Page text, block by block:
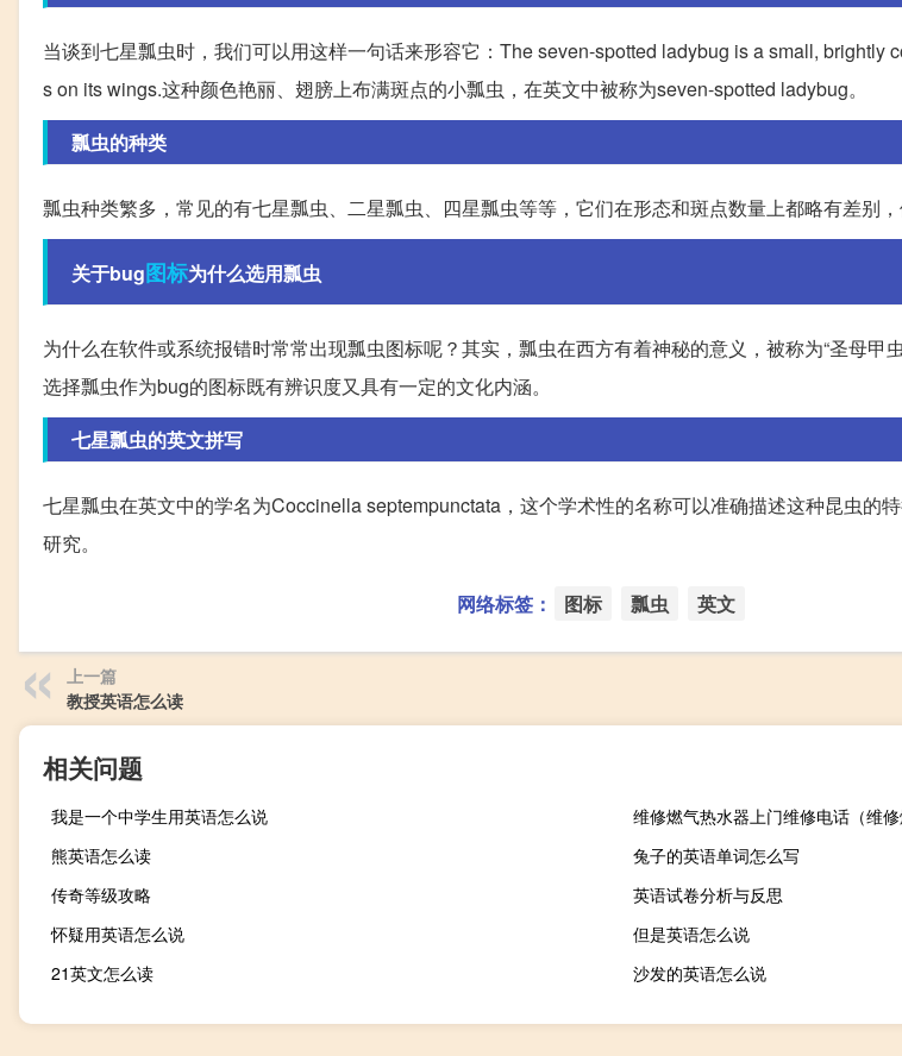
当谈到七星瓢虫时，我们可以用这样一句话来形容它：The seven-spotted ladybug is a small, brightly
s on its wings.这种颜色艳丽、翅膀上布满斑点的小瓢虫，在英文中被称为seven-spotted ladybug。
瓢虫的种类
瓢虫种类繁多，常见的有七星瓢虫、二星瓢虫、四星瓢虫等等，它们在形态和斑点数量上都略有差别，
关于bug图标为什么选用瓢虫
为什么在软件或系统报错时常常出现瓢虫图标呢？其实，瓢虫在西方有着神秘的意义，被称为“圣母甲
选择瓢虫作为bug的图标既有辨识度又具有一定的文化内涵。
七星瓢虫的英文拼写
七星瓢虫在英文中的学名为Coccinella septempunctata，这个学术性的名称可以准确描述这种昆虫的
研究。
网络标签： 图标 瓢虫 英文
上一篇
教授英语怎么读
相关问题
我是一个中学生用英语怎么说
维修燃气热水器上门维修电话（维修
熊英语怎么读
兔子的英语单词怎么写
传奇等级攻略
英语试卷分析与反思
怀疑用英语怎么说
但是英语怎么说
21英文怎么读
沙发的英语怎么说